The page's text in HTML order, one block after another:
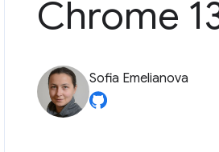
Chrome
Sofia Emelianova